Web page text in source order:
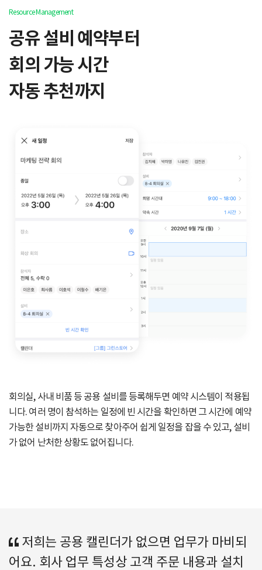
Resource Management
공유 설비 예약부터
회의 가능 시간
자동 추천까지
회의실, 사내 비품 등 공용 설비를 등록해두면 예약 시스템이 적용됩
니다. 여러 명이 참석하는 일정에 빈 시간을 확인하면 그 시간에 예약
가능한 설비까지 자동으로 찾아주어 쉽게 일정을 잡을 수 있고, 설비
가 없어 난처한 상황도 없어집니다.
저희는 공용 캘린더가 없으면 업무가 마비되
어요. 회사 업무 특성상 고객 주문 내용과 설치